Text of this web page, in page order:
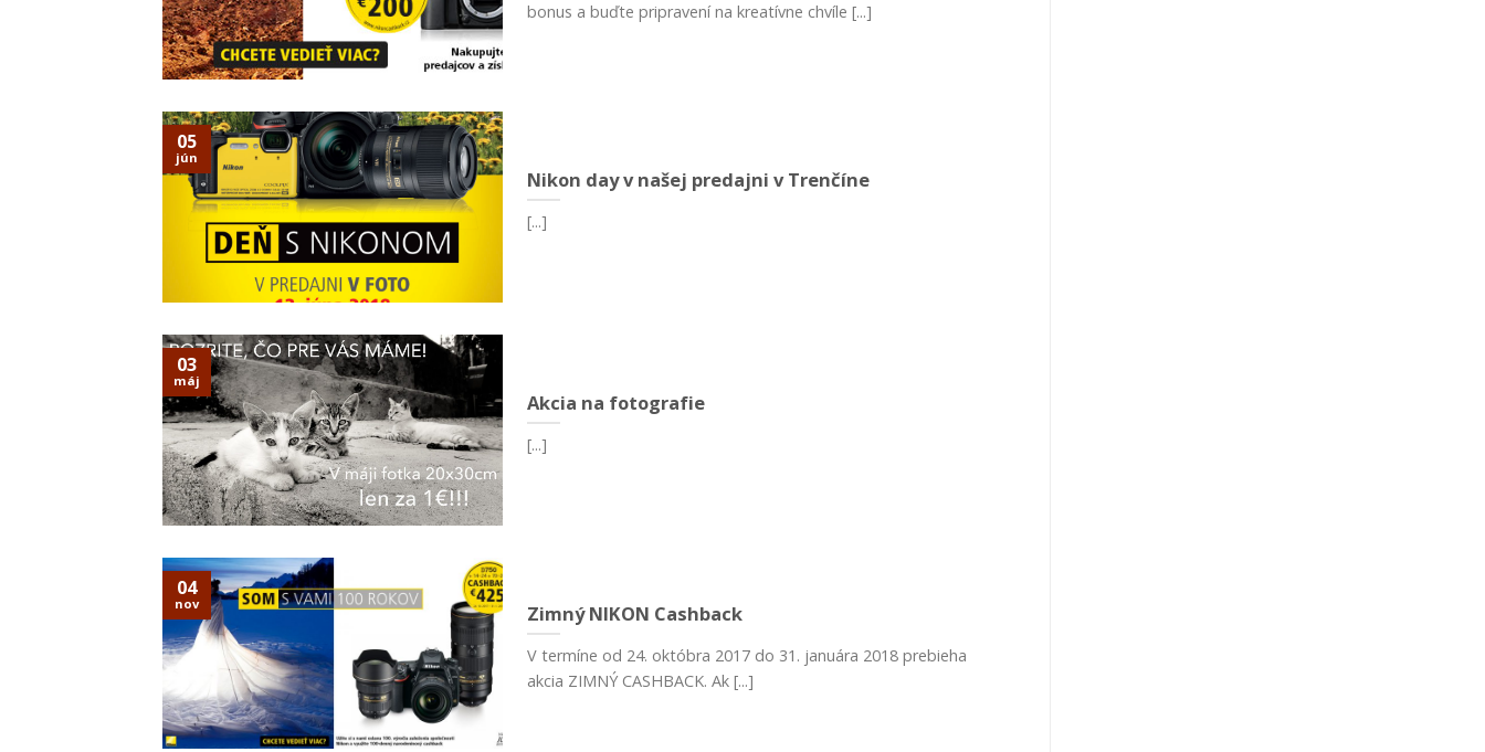
bonus a buďte pripravení na kreatívne chvíle [...]
Nikon day v našej predajni v Trenčíne
[...]
05
jún
Akcia na fotografie
[...]
03
máj
Zimný NIKON Cashback
V termíne od 24. októbra 2017 do 31. januára 2018 prebieha
akcia ZIMNÝ CASHBACK. Ak [...]
04
nov